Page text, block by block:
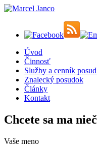
Úvod
Činnosť
Služby a cenník
Znalecký posudok
Články
Kontakt
Chcete sa ma
Vaše meno